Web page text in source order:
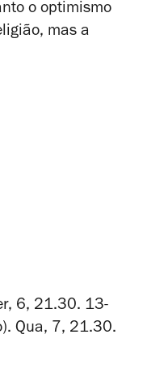
o optimismo
mas a
6, 21.30. 13-
Qua, 7, 21.30.